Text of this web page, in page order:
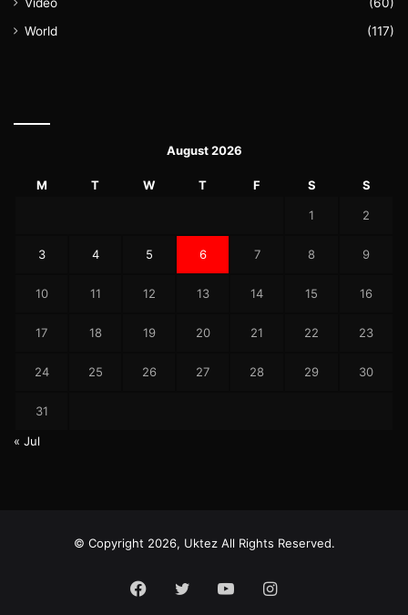
World
(117)
August 2026
M T W T F S S
1 2
3 4 5 6 7 8 9
10 11 12 13 14 15 16
17 18 19 20 21 22 23
24 25 26 27 28 29 30
31
« Jul
© Copyright 2026, Uktez All Rights Reserved.
Facebook
Twitter YouTubeInstagram